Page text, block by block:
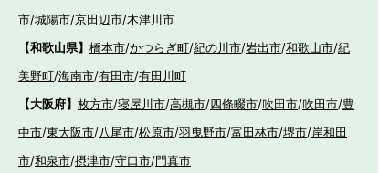
市/城陽市/京田辺市/木津川市
【和歌山県】 橋本市/かつらぎ町/紀の川市/岩出市/和歌山市/紀
美野町/海南市/有田市/有田川町
【大阪府】 枚方市/寝屋川市/高槻市/四條畷市/吹田市/吹田市/豊
中市/東大阪市/八尾市/松原市/羽曳野市/富田林市/堺市/岸和田
市/和泉市/摂津市/守口市/門真市